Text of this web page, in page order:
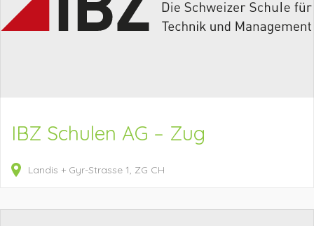
IBZ Schulen AG – Zug
Landis + Gyr-Strasse 1 ZG CH